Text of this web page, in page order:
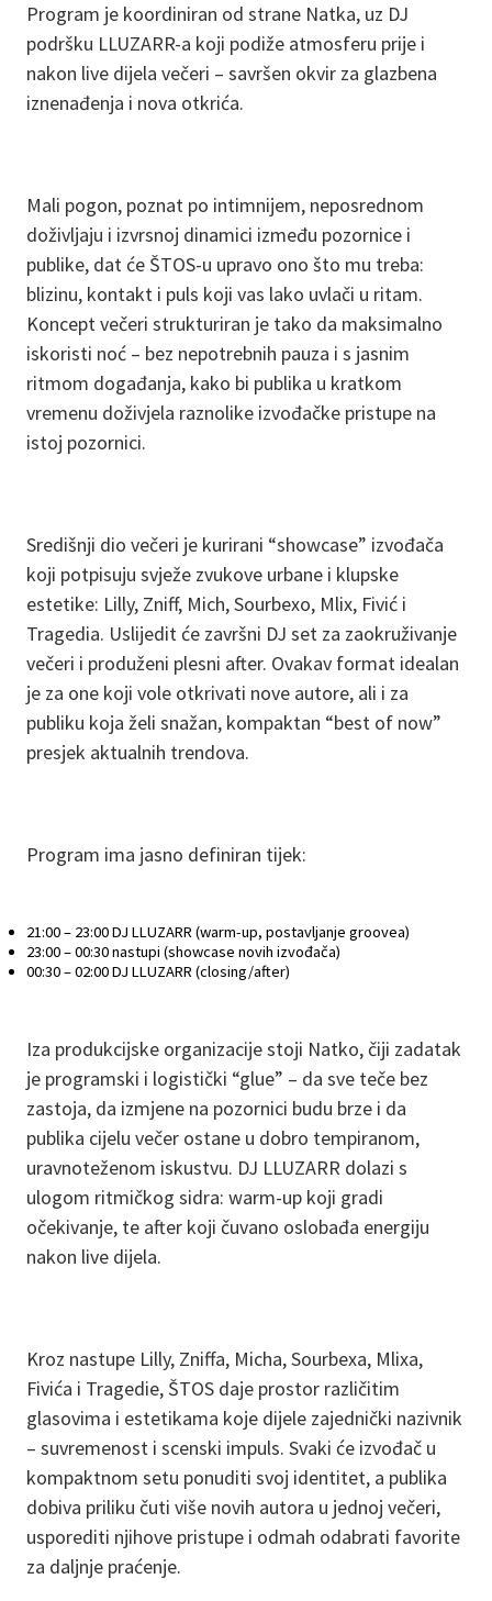
Program je koordiniran od strane Natka, uz DJ
podršku LLUZARR-a koji podiže atmosferu prije i
nakon live dijela večeri – savršen okvir za glazbena
iznenađenja i nova otkrića.
Mali pogon, poznat po intimnijem, neposrednom
doživljaju i izvrsnoj dinamici između pozornice i
publike, dat će ŠTOS-u upravo ono što mu treba:
blizinu, kontakt i puls koji vas lako uvlači u ritam.
Koncept večeri strukturiran je tako da maksimalno
iskoristi noć – bez nepotrebnih pauza i s jasnim
ritmom događanja, kako bi publika u kratkom
vremenu doživjela raznolike izvođačke pristupe na
istoj pozornici.
Središnji dio večeri je kurirani “showcase” izvođača
koji potpisuju svježe zvukove urbane i klupske
estetike: Lilly, Zniff, Mich, Sourbexo, Mlix, Fivić i
Tragedia. Uslijedit će završni DJ set za zaokruživanje
večeri i produženi plesni after. Ovakav format idealan
je za one koji vole otkrivati nove autore, ali i za
publiku koja želi snažan, kompaktan “best of now”
presjek aktualnih trendova.
Program ima jasno definiran tijek:
21:00 – 23:00 DJ LLUZARR (warm-up, postavljanje groovea)
23:00 – 00:30 nastupi (showcase novih izvođača)
00:30 – 02:00 DJ LLUZARR (closing/after)
Iza produkcijske organizacije stoji Natko, čiji zadatak
je programski i logistički “glue” – da sve teče bez
zastoja, da izmjene na pozornici budu brze i da
publika cijelu večer ostane u dobro tempiranom,
uravnoteženom iskustvu. DJ LLUZARR dolazi s
ulogom ritmičkog sidra: warm-up koji gradi
očekivanje, te after koji čuvano oslobađa energiju
nakon live dijela.
Kroz nastupe Lilly, Zniffa, Micha, Sourbexa, Mlixa,
Fivića i Tragedie, ŠTOS daje prostor različitim
glasovima i estetikama koje dijele zajednički nazivnik
– suvremenost i scenski impuls. Svaki će izvođač u
kompaktnom setu ponuditi svoj identitet, a publika
dobiva priliku čuti više novih autora u jednoj večeri,
usporediti njihove pristupe i odmah odabrati favorite
za daljnje praćenje.